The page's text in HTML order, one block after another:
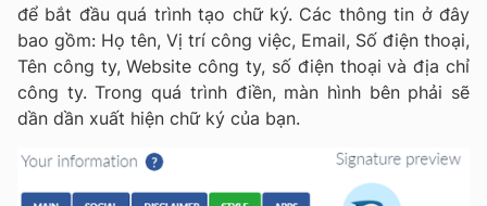
để bắt đầu quá trình tạo chữ ký. Các thông tin ở đây
bao gồm: Họ tên, Vị trí công việc, Email, Số điện thoại,
Tên công ty, Website công ty, số điện thoại và địa chỉ
công ty. Trong quá trình điền, màn hình bên phải sẽ
dần dần xuất hiện chữ ký của bạn.